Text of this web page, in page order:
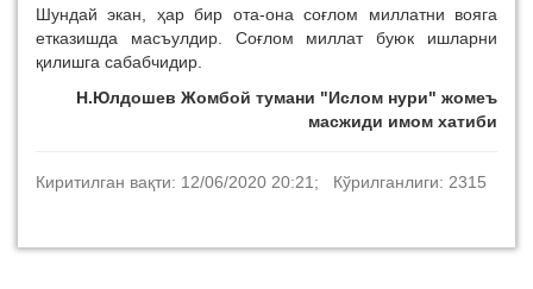
Шундай экан, ҳар бир ота-она соғлом миллатни вояга
етказишда масъулдир. Соғлом миллат буюк ишларни
қилишга сабабчидир.
Н.Юлдошев Жомбой тумани "Ислом нури" жомеъ
масжиди имом хатиби
Киритилган вақти: 12/06/2020 20:21; Кўрилганлиги: 2315